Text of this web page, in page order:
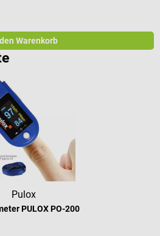
Warenkorb
Pulox
PULOX PO-200